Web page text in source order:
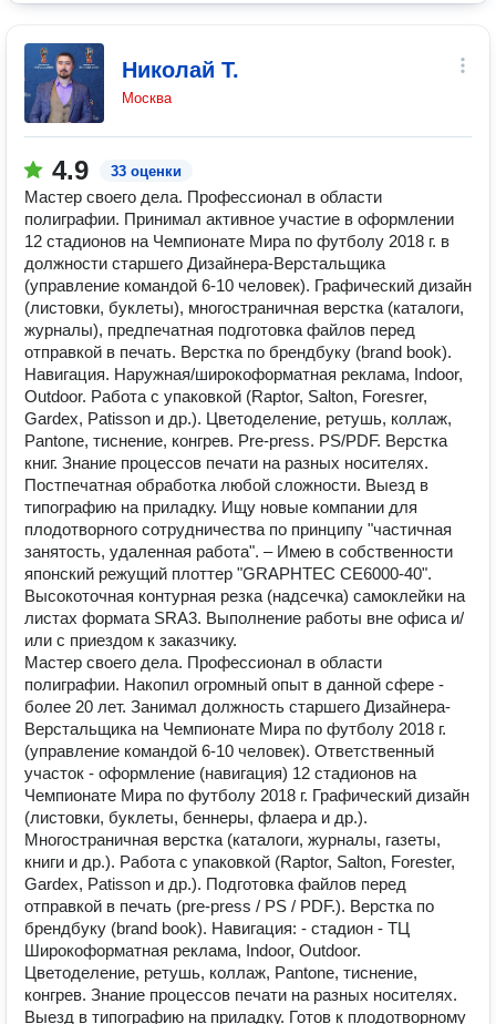
Николай Т.
Москва
4.9 33 оценки
Мастер своего дела. Профессионал в области
полиграфии. Принимал активное участие в оформлении
12 стадионов на Чемпионате Мира по футболу 2018 г. в
должности старшего Дизайнера-Верстальщика
(управление командой 6-10 человек). Графический дизайн
(листовки, буклеты), многостраничная верстка (каталоги,
журналы), предпечатная подготовка файлов перед
отправкой в печать. Верстка по брендбуку (brand book).
Навигация. Наружная/широкоформатная реклама, Indoor,
Outdoor. Работа с упаковкой (Raptor, Salton, Foresrer,
Gardex, Patisson и др.). Цветоделение, ретушь, коллаж,
Pantone, тиснение, конгрев. Pre-press. PS/PDF. Верстка
книг. Знание процессов печати на разных носителях.
Постпечатная обработка любой сложности. Выезд в
типографию на приладку. Ищу новые компании для
плодотворного сотрудничества по принципу "частичная
занятость, удаленная работа". – Имею в собственности
японский режущий плоттер "GRAPHTEC CE6000-40".
Высокоточная контурная резка (надсечка) самоклейки на
листах формата SRA3. Выполнение работы вне офиса и/
или с приездом к заказчику.
Мастер своего дела. Профессионал в области
полиграфии. Накопил огромный опыт в данной сфере -
более 20 лет. Занимал должность старшего Дизайнера-
Верстальщика на Чемпионате Мира по футболу 2018 г.
(управление командой 6-10 человек). Ответственный
участок - оформление (навигация) 12 стадионов на
Чемпионате Мира по футболу 2018 г. Графический дизайн
(листовки, буклеты, беннеры, флаера и др.).
Многостраничная верстка (каталоги, журналы, газеты,
книги и др.). Работа с упаковкой (Raptor, Salton, Forester,
Gardex, Patisson и др.). Подготовка файлов перед
отправкой в печать (pre-press / PS / PDF.). Верстка по
брендбуку (brand book). Навигация: - стадион - ТЦ
Широкоформатная реклама, Indoor, Outdoor.
Цветоделение, ретушь, коллаж, Pantone, тиснение,
конгрев. Знание процессов печати на разных носителях.
Выезд в типографию на приладку. Готов к плодотворному